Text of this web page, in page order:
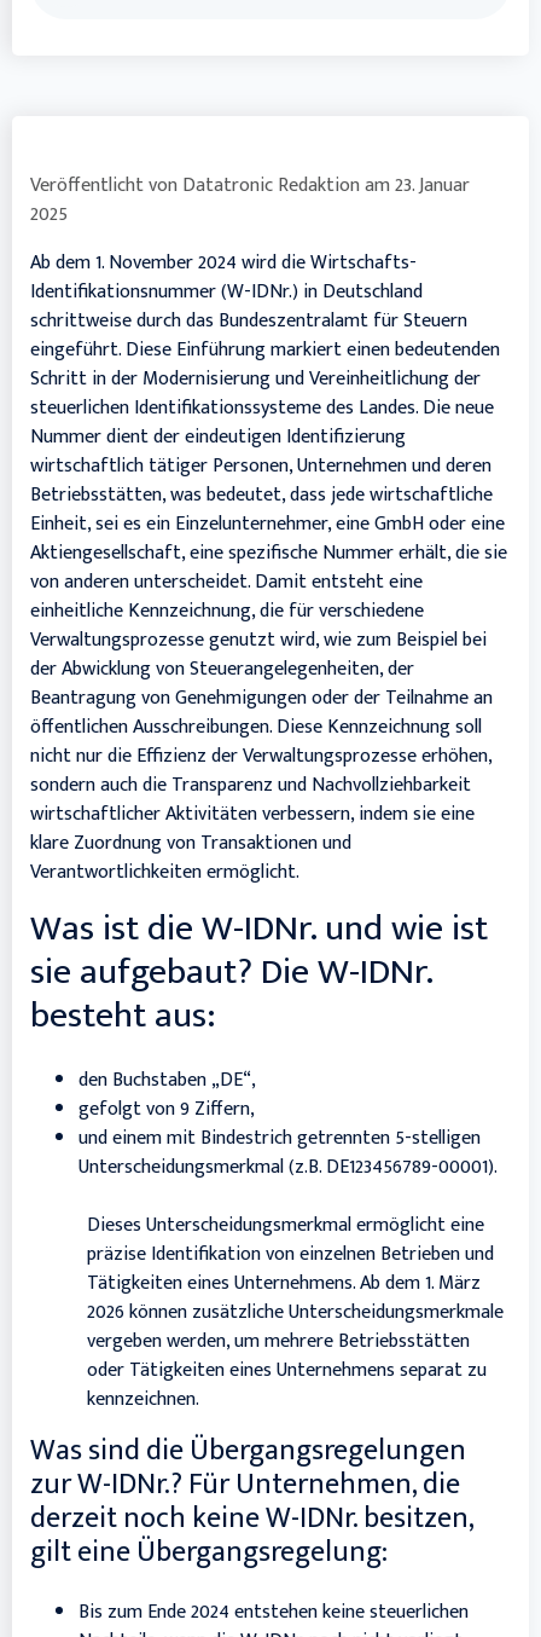
Veröffentlicht vonDatatronic Redaktionam23. Januar
2025
Ab dem 1. November 2024 wird die Wirtschafts-
Identifikationsnummer (W-IDNr.) in Deutschland
schrittweise durch das Bundeszentralamt für Steuern
eingeführt. Diese Einführung markiert einen bedeutenden
Schritt in der Modernisierung und Vereinheitlichung der
steuerlichen Identifikationssysteme des Landes. Die neue
Nummer dient der eindeutigen Identifizierung
wirtschaftlich tätiger Personen, Unternehmen und deren
Betriebsstätten, was bedeutet, dass jede wirtschaftliche
Einheit, sei es ein Einzelunternehmer, eine GmbH oder eine
Aktiengesellschaft, eine spezifische Nummer erhält, die sie
von anderen unterscheidet. Damit entsteht eine
einheitliche Kennzeichnung, die für verschiedene
Verwaltungsprozesse genutzt wird, wie zum Beispiel bei
der Abwicklung von Steuerangelegenheiten, der
Beantragung von Genehmigungen oder der Teilnahme an
öffentlichen Ausschreibungen. Diese Kennzeichnung soll
nicht nur die Effizienz der Verwaltungsprozesse erhöhen,
sondern auch die Transparenz und Nachvollziehbarkeit
wirtschaftlicher Aktivitäten verbessern, indem sie eine
klare Zuordnung von Transaktionen und
Verantwortlichkeiten ermöglicht.
Was ist die W-IDNr. und wie ist
sie aufgebaut? Die W-IDNr.
besteht aus:
den Buchstaben „DE“,
gefolgt von 9 Ziffern,
und einem mit Bindestrich getrennten 5-stelligen
Unterscheidungsmerkmal (z.B. DE123456789-00001).
Dieses Unterscheidungsmerkmal ermöglicht eine
präzise Identifikation von einzelnen Betrieben und
Tätigkeiten eines Unternehmens. Ab dem 1. März
2026 können zusätzliche Unterscheidungsmerkmale
vergeben werden, um mehrere Betriebsstätten
oder Tätigkeiten eines Unternehmens separat zu
kennzeichnen.
Was sind die Übergangsregelungen
zur W-IDNr.? Für Unternehmen, die
derzeit noch keine W-IDNr. besitzen,
gilt eine Übergangsregelung:
Bis zum Ende 2024 entstehen keine steuerlichen